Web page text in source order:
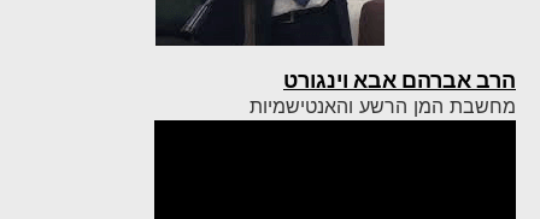
הרב אברהם אבא וינגורט
מחשבת המן הרשע והאנטישמיות